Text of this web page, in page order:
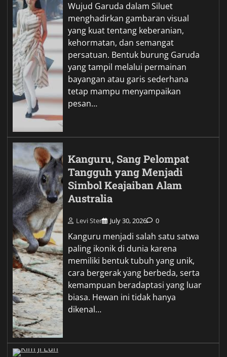
Wujud Garuda dalam Siluet
menghadirkan gambaran visual
yang kuat tentang keberanian,
kehormatan, dan semangat
persatuan. Bentuk burung Garuda
yang tampil melalui permainan
bayangan atau garis sederhana
tetap mampu menyampaikan
pesan…
Kanguru, Sang Pelompat
Tangguh yang Menjadi
Simbol Keajaiban Alam
Australia
Levi Ster July 30, 2026 0
Kanguru menjadi salah satu satwa
paling ikonik di dunia karena
memiliki bentuk tubuh yang unik,
cara bergerak yang berbeda, serta
kemampuan beradaptasi yang luar
biasa. Hewan ini tidak hanya
dikenal…